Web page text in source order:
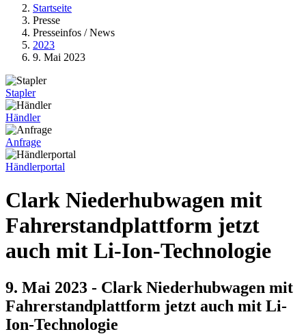
Startseite
Presse
Presseinfos / News
2023
9. Mai 2023
Stapler
Händler
Anfrage
Händlerportal
Clark Niederhubwagen mit
Fahrerstandplattform jetzt
auch mit Li-Ion-Technologie
9. Mai 2023 - Clark Niederhubwagen mit
Fahrerstandplattform jetzt auch mit Li-
Ion-Technologie